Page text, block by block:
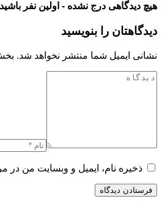
هیچ دیدگاهی درج نشده - اولین نفر باشید
دیدگاهتان را بنویسید
نشانی ایمیل شما منتشر نخواهد شد.
ذخیره نام، ایمیل و وبسایت من در